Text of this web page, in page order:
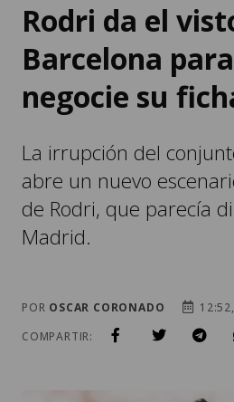
Rodri da el
Barcelona
negocie su
La irrupción del
abre un nuevo
de Rodri, que parecía
Madrid.
POR OSCAR CORONADO
COMPARTIR: